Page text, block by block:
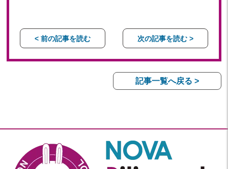
< 前の記事を読む 次の記事を読む >
記事一覧へ戻る >